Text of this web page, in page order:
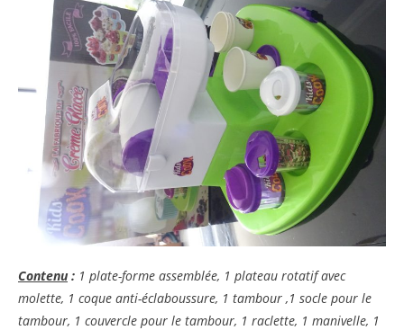
Contenu : 1 plate-forme assemblée, 1 plateau rotatif avec
molette, 1 coque anti-éclaboussure, 1 tambour ,1 socle pour le
tambour, 1 couvercle pour le tambour, 1 raclette, 1 manivelle, 1